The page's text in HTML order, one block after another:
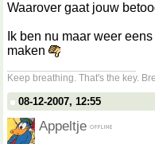
Waarover gaat jouw
Ik ben nu maar weer
maken
Keep breathing. That's the key.
08-12-2007, 12:55
Appeltje